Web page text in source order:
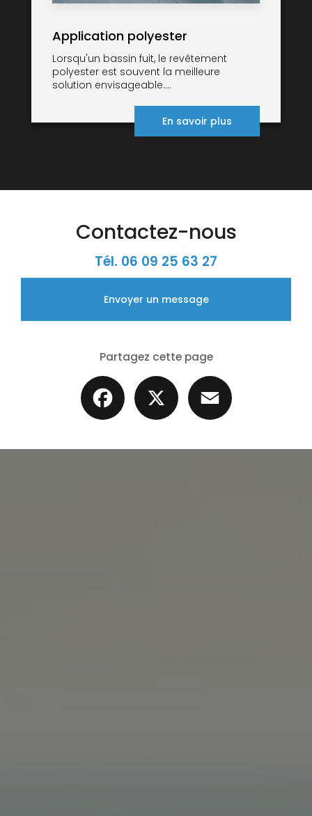
Application polyester
Lorsqu'un bassin fuit, le revêtement
polyester est souvent la meilleure
solution envisageable....
En savoir plus
Contactez-nous
Tél. 06 09 25 63 27
Envoyer un message
Partagez cette page
Facebook